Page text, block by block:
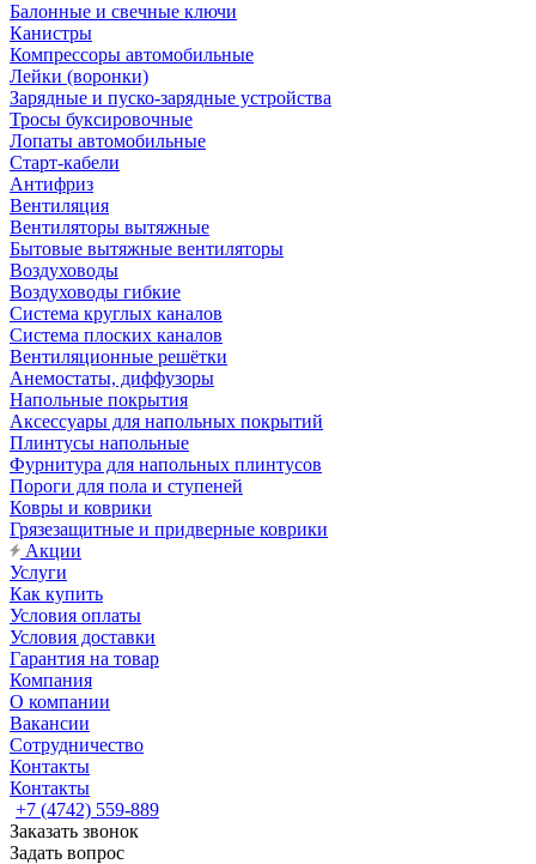
Балонные и свечные ключи
Канистры
Компрессоры автомобильные
Лейки (воронки)
Зарядные и пуско-зарядные устройства
Тросы буксировочные
Лопаты автомобильные
Старт-кабели
Антифриз
Вентиляция
Вентиляторы вытяжные
Бытовые вытяжные вентиляторы
Воздуховоды
Воздуховоды гибкие
Система круглых каналов
Система плоских каналов
Вентиляционные решётки
Анемостаты, диффузоры
Напольные покрытия
Аксессуары для напольных покрытий
Плинтусы напольные
Фурнитура для напольных плинтусов
Пороги для пола и ступеней
Ковры и коврики
Грязезащитные и придверные коврики
Акции
Услуги
Как купить
Условия оплаты
Условия доставки
Гарантия на товар
Компания
О компании
Вакансии
Сотрудничество
Контакты
Контакты
+7 (4742) 559-889
Заказать звонок
Задать вопрос